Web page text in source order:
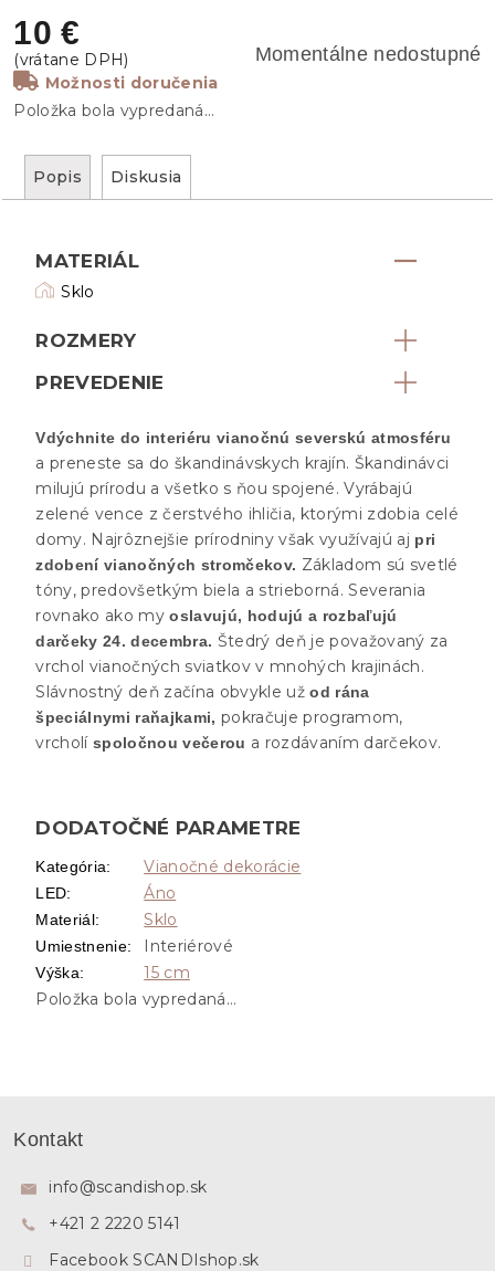
10 €
Momentálne nedostupné
Možnosti doručenia
Položka bola vypredaná…
Popis Diskusia
MATERIÁL
Sklo
ROZMERY
PREVEDENIE
Vdýchnite do interiéru vianočnú severskú atmosféru
a preneste sa do škandinávskych krajín. Škandinávci
milujú prírodu a všetko s ňou spojené. Vyrábajú
zelené vence z čerstvého ihličia, ktorými zdobia celé
domy. Najrôznejšie prírodniny však využívajú aj pri
zdobení vianočných stromčekov. Základom sú svetlé
tóny, predovšetkým biela a strieborná. Severania
rovnako ako myoslavujú, hodujú a rozbaľujú
darčeky 24. decembra. Štedrý deň je považovaný za
vrchol vianočných sviatkov v mnohých krajinách.
Slávnostný deň začína obvykle užod rána
špeciálnymi raňajkami, pokračuje programom,
vrcholí spoločnou večerou a rozdávaním darčekov.
DODATOČNÉ PARAMETRE
Kategória: Vianočné dekorácie
LED: Áno
Materiál: Sklo
Umiestnenie: Interiérové
Výška:
15 cm
Položka bola vypredaná…
Kontakt
info@scandishop.sk
+421 2 2220 5141
Facebook SCANDIshop.sk